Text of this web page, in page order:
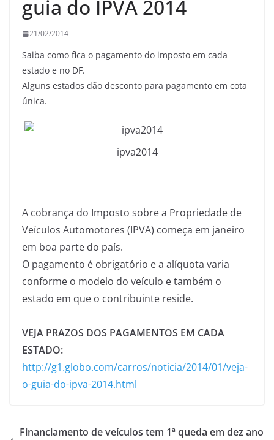
guia do IPVA 2014
21/02/2014
Saiba como fica o pagamento do imposto em cada
estado e no DF.
Alguns estados dão desconto para pagamento em cota
única.
ipva2014
A cobrança do Imposto sobre a Propriedade de
Veículos Automotores (IPVA) começa em janeiro
em boa parte do país.
O pagamento é obrigatório e a alíquota varia
conforme o modelo do veículo e também o
estado em que o contribuinte reside.
VEJA PRAZOS DOS PAGAMENTOS EM CADA
ESTADO:
http://g1.globo.com/carros/noticia/2014/01/veja-
o-guia-do-ipva-2014.html
Financiamento de veículos tem 1ª queda em dez ano